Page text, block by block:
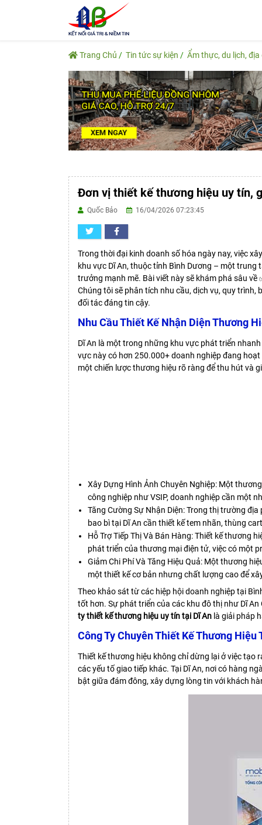
Trang Chủ Tin tức sự kiện Ẩm thực, du lịch, địa
Đơn vị thiết kế thương hiệu uy tín,
Quốc Bảo 16/04/2026 07:23:45
Trong thời đại kinh doanh số hóa ngày nay, việc
khu vực Dĩ An, thuộc tỉnh Bình Dương – một
trưởng mạnh mẽ. Bài viết này sẽ khám phá sâu về
Chúng tôi sẽ phân tích nhu cầu, dịch vụ, quy
đối tác đáng tin cậy.
Nhu Cầu Thiết Kế Nhận Diện Thương
Dĩ An là một trong những khu vực phát triển
vực này có hơn 250.000+ doanh nghiệp đang
một chiến lược thương hiệu rõ ràng để thu hút và
Xây Dựng Hình Ảnh Chuyên Nghiệp: Một
công nghiệp như VSIP, doanh nghiệp cần một
Tăng Cường Sự Nhận Diện: Trong thị trường
bao bì tại Dĩ An cần thiết kế tem nhãn, thùng
Hỗ Trợ Tiếp Thị Và Bán Hàng: Thiết kế thương
phát triển của thương mại điện tử, việc có một
Giảm Chi Phí Và Tăng Hiệu Quả: Một thương
một thiết kế cơ bản nhưng chất lượng cao để
Theo khảo sát từ các hiệp hội doanh nghiệp tại
tốt hơn. Sự phát triển của các khu đô thị như Dĩ
ty thiết kế thương hiệu uy tín tại Dĩ An là giải pháp
Công Ty Chuyên Thiết Kế Thương Hiệu
Thiết kế thương hiệu không chỉ dừng lại ở việc
các yếu tố giao tiếp khác. Tại Dĩ An, nơi có hàng
bật giữa đám đông, xây dựng lòng tin với khách